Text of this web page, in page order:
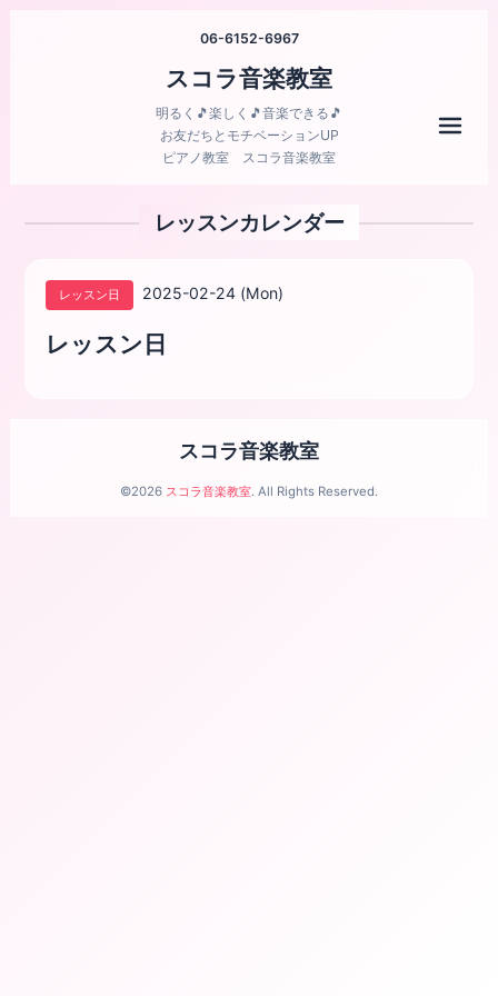
06-6152-6967
スコラ音楽教室
明るく🎵楽しく🎵音楽できる🎵
お友だちとモチベーションUP
ピアノ教室 スコラ音楽教室
レッスンカレンダー
レッスン日 2025-02-24 (Mon)
レッスン日
スコラ音楽教室
©2026 スコラ音楽教室. All Rights Reserved.